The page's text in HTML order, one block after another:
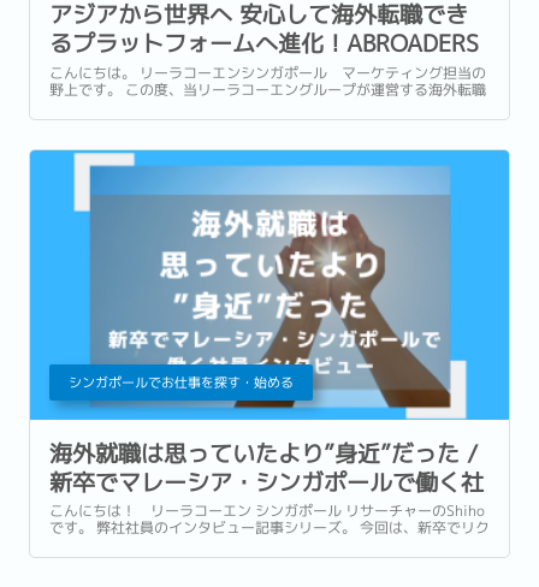
アジアから世界へ 安心して海外転職でき
るプラットフォームへ進化！ABROADERS
CAREERが9年ぶりの全面リニューアル
こんにちは。 リーラコーエンシンガポール マーケティング担当の
野上です。 この度、当リーラコーエングループが運営する海外転職
ア)」が、9年ぶりに全面リニューアルいたしました！...
シンガポールでお仕事を探す・始める
海外就職は思っていたより”身近”だった /
新卒でマレーシア・シンガポールで働く社
員インタビュー
こんにちは！ リーラコーエン シンガポール リサーチャーのShiho
です。 弊社社員のインタビュー記事シリーズ。 今回は、新卒でリク
す。...